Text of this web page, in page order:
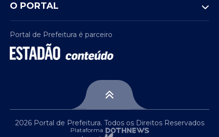
O PORTAL
Portal de Prefeitura é parceiro
2026 Portal de Prefeitura. Todos os Direitos Reservados
Plataforma